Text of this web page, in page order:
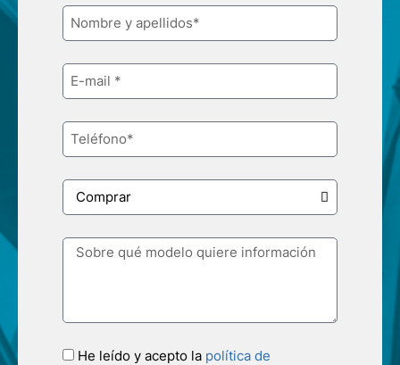
He leído y acepto la política de